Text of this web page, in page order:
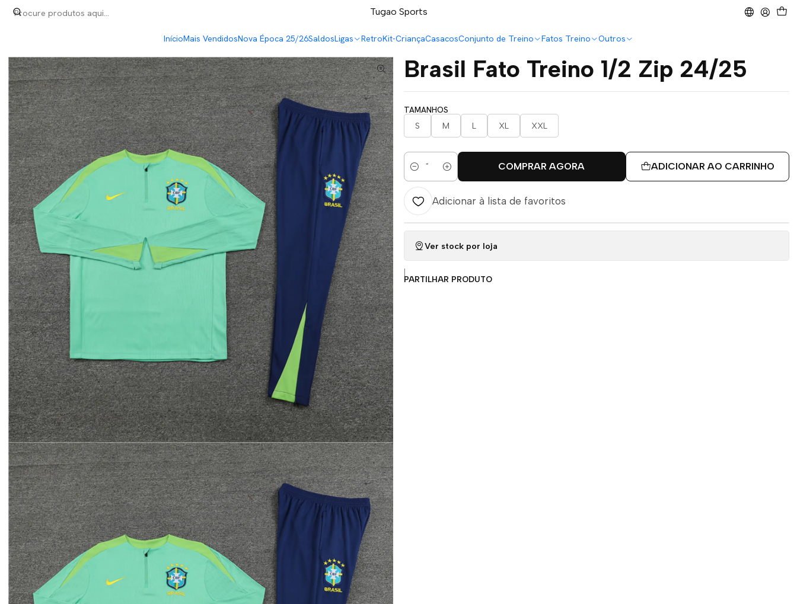
Tugao Sports
InícioMais VendidosNova Época 25/26SaldosLigas RetroKit-CriançaCasacosConjunto de Treino Fatos Treino Outros
LEVA 5 PAGA 4 NA TUGÃO
Brasil Fato Treino 1/2 Zip 24/25
TAMANHOS
S
M L XL XXL
Quantidade
ADICIONAR AO CARRINHO
COMPRAR AGORA
Adicionar à lista de favoritos
Ver stock por loja
|
PARTILHAR PRODUTO